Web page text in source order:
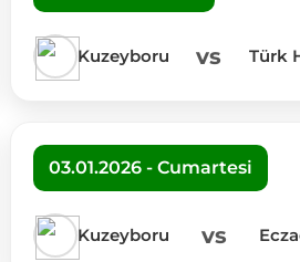
Kuzeyboru vs Türk
03.01.2026 - Cumartesi
Kuzeyboru vs